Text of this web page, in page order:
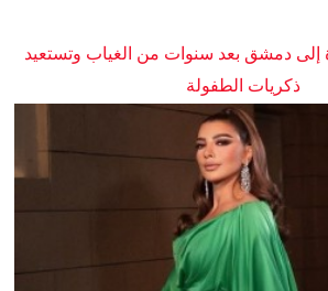
إلى دمشق بعد سنوات من الغياب وتستعيد
ذكريات الطفولة